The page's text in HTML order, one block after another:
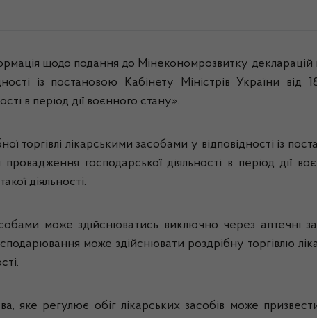
щодо подання до Мінекономрозвитку декларацій
із постановою Кабінету Міністрів України
в період дії воєнного стану».
торгівлі лікарськими засобами у відповідності із
господарської діяльності в період дії
діяльності.
може здійснюватись виключно через аптечні
може здійснювати роздрібну торгівлю
яке регулює обіг лікарських засобів може